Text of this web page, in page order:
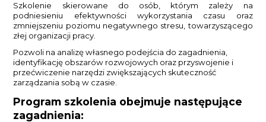
Szkolenie skierowane do osób, którym zależy na
podniesieniu efektywności wykorzystania czasu oraz
zmniejszeniu poziomu negatywnego stresu, towarzyszącego
złej organizacji pracy.
Pozwoli na analizę własnego podejścia do zagadnienia,
identyfikację obszarów rozwojowych oraz przyswojenie i
przećwiczenie narzędzi zwiększających skuteczność
zarządzania sobą w czasie.
Program szkolenia obejmuje następujące
zagadnienia: